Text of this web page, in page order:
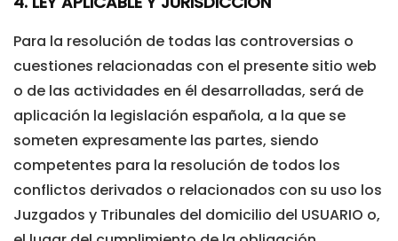
Para la resolución de todas las controversias o
cuestiones relacionadas con el presente sitio web
o de las actividades en él desarrolladas, será de
aplicación la legislación española, a la que se
someten expresamente las partes, siendo
competentes para la resolución de todos los
conflictos derivados o relacionados con su uso los
Juzgados y Tribunales del domicilio del USUARIO o,